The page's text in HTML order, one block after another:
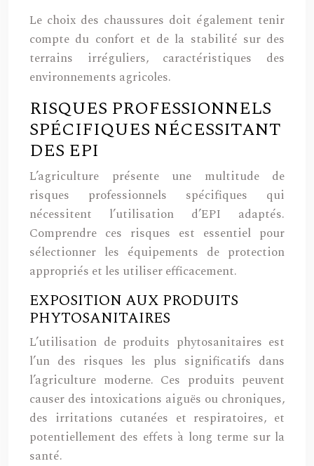
Le choix des chaussures doit également tenir
compte du confort et de la stabilité sur des
terrains irréguliers, caractéristiques des
environnements agricoles.
RISQUES PROFESSIONNELS
SPÉCIFIQUES NÉCESSITANT
DES EPI
L’agriculture présente une multitude de
risques professionnels spécifiques qui
nécessitent l’utilisation d’EPI adaptés.
Comprendre ces risques est essentiel pour
sélectionner les équipements de protection
appropriés et les utiliser efficacement.
EXPOSITION AUX PRODUITS
PHYTOSANITAIRES
L’utilisation de produits phytosanitaires est
l’un des risques les plus significatifs dans
l’agriculture moderne. Ces produits peuvent
causer des intoxications aiguës ou chroniques,
des irritations cutanées et respiratoires, et
potentiellement des effets à long terme sur la
santé.